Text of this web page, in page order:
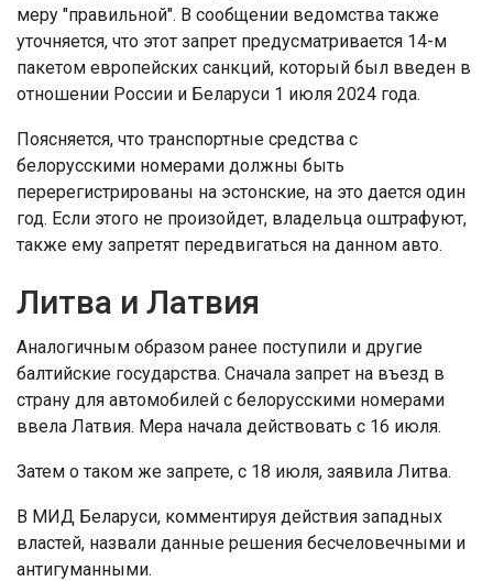
меру "правильной". В сообщении ведомства также
уточняется, что этот запрет предусматривается 14-м
пакетом европейских санкций, который был введен в
отношении России и Беларуси 1 июля 2024 года.
Поясняется, что транспортные средства с
белорусскими номерами должны быть
перерегистрированы на эстонские, на это дается один
год. Если этого не произойдет, владельца оштрафуют,
также ему запретят передвигаться на данном авто.
Литва и Латвия
Аналогичным образом ранее поступили и другие
балтийские государства. Сначала запрет на въезд в
страну для автомобилей с белорусскими номерами
ввела Латвия. Мера начала действовать с 16 июля.
Затем о таком же запрете, с 18 июля, заявила Литва.
В МИД Беларуси, комментируя действия западных
властей, назвали данные решения бесчеловечными и
антигуманными.